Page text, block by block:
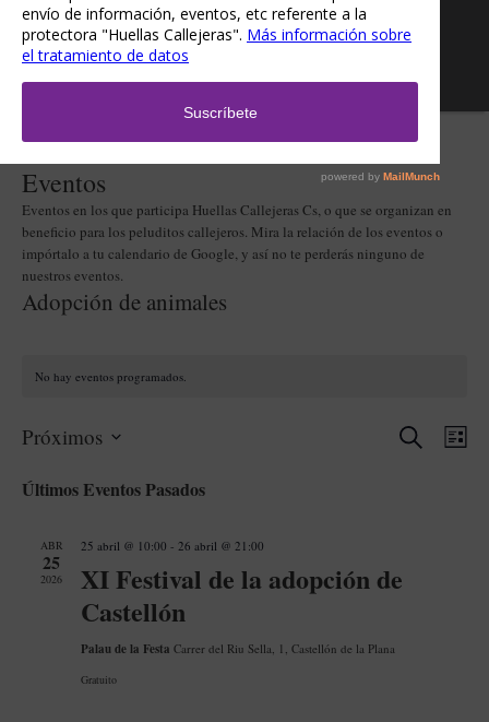
Eventos
Eventos en los que participa Huellas Callejeras Cs, o que se organizan en
beneficio para los peluditos callejeros. Mira la relación de los eventos o
impórtalo a tu calendario de Google, y así no te perderás ninguno de
nuestros eventos.
Adopción de animales
No hay eventos programados.
vistas
Buscar
Próximos
la
Últimos Eventos Pasados
ABR
25
2026
25 abril @ 10:00 - 26 abril @ 21:00
XI Festival de la adopción de
Castellón
Palau de la Festa Carrer del Riu Sella, 1, Castellón de la Plana
Gratuito